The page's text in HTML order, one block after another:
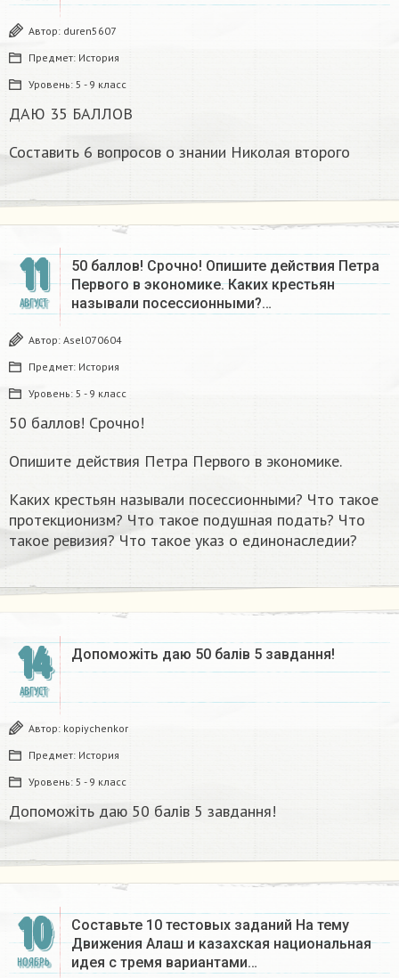
Автор: duren5607
Предмет: История
Уровень: 5 - 9 класс
ДАЮ 35 БАЛЛОВ
Составить 6 вопросов о знании Николая второго
11
АВГУСТ
50 баллов! Срочно! Опишите действия Петра
Первого в экономике. Каких крестьян
называли посессионными?…
Автор: Asel070604
Предмет: История
Уровень: 5 - 9 класс
50 баллов! Срочно!
Опишите действия Петра Первого в экономике.
Каких крестьян называли посессионными? Что такое
протекционизм? Что такое подушная подать? Что
такое ревизия? Что такое указ о единонаследии?
14
АВГУСТ
Допоможіть даю 50 балів 5 завдання!
Автор: kopiychenkor
Предмет: История
Уровень: 5 - 9 класс
Допоможіть даю 50 балів 5 завдання!
10
НОЯБРЬ
Составьте 10 тестовых заданий На тему
Движения Алаш и казахская национальная
идея с тремя вариантами…